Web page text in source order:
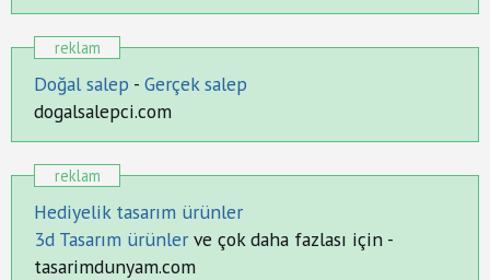
İletişim
Yardım
Firma
reklam
Doğal salep - Gerçek salep
dogalsalepci.com
reklam
Hediyelik tasarım ürünler
3d Tasarım ürünler ve çok daha fazlası için -
tasarimdunyam.com